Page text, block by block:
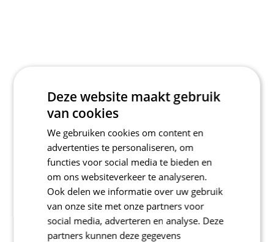
Deze website maakt gebruik
van cookies
We gebruiken cookies om content en
advertenties te personaliseren, om
functies voor social media te bieden en
om ons websiteverkeer te analyseren.
Ook delen we informatie over uw gebruik
van onze site met onze partners voor
social media, adverteren en analyse. Deze
partners kunnen deze gegevens